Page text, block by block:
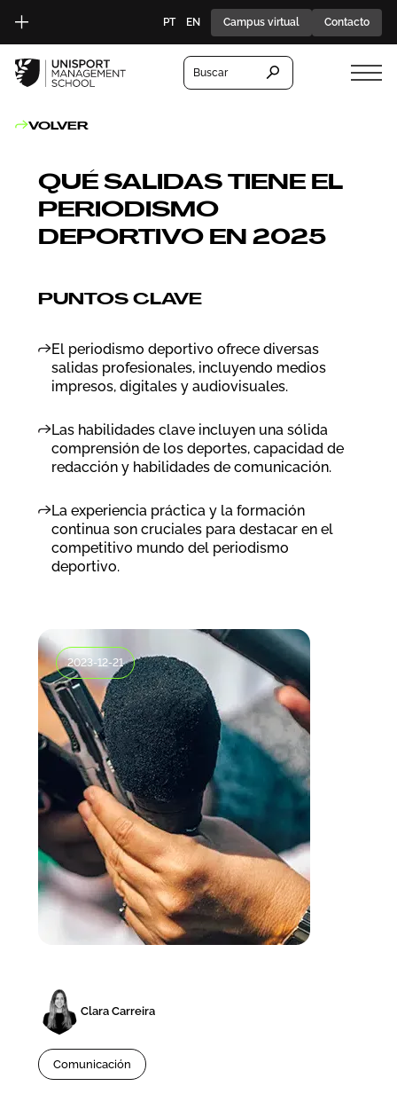
PT EN Campus virtual Contacto
Buscar
VOLVER
QUÉ SALIDAS TIENE EL
PERIODISMO
DEPORTIVO EN 2025
PUNTOS CLAVE
El periodismo deportivo ofrece diversas
salidas profesionales, incluyendo medios
impresos, digitales y audiovisuales.
Las habilidades clave incluyen una sólida
comprensión de los deportes, capacidad de
redacción y habilidades de comunicación.
La experiencia práctica y la formación
continua son cruciales para destacar en el
competitivo mundo del periodismo
deportivo.
2023-12-21
Clara Carreira
Comunicación